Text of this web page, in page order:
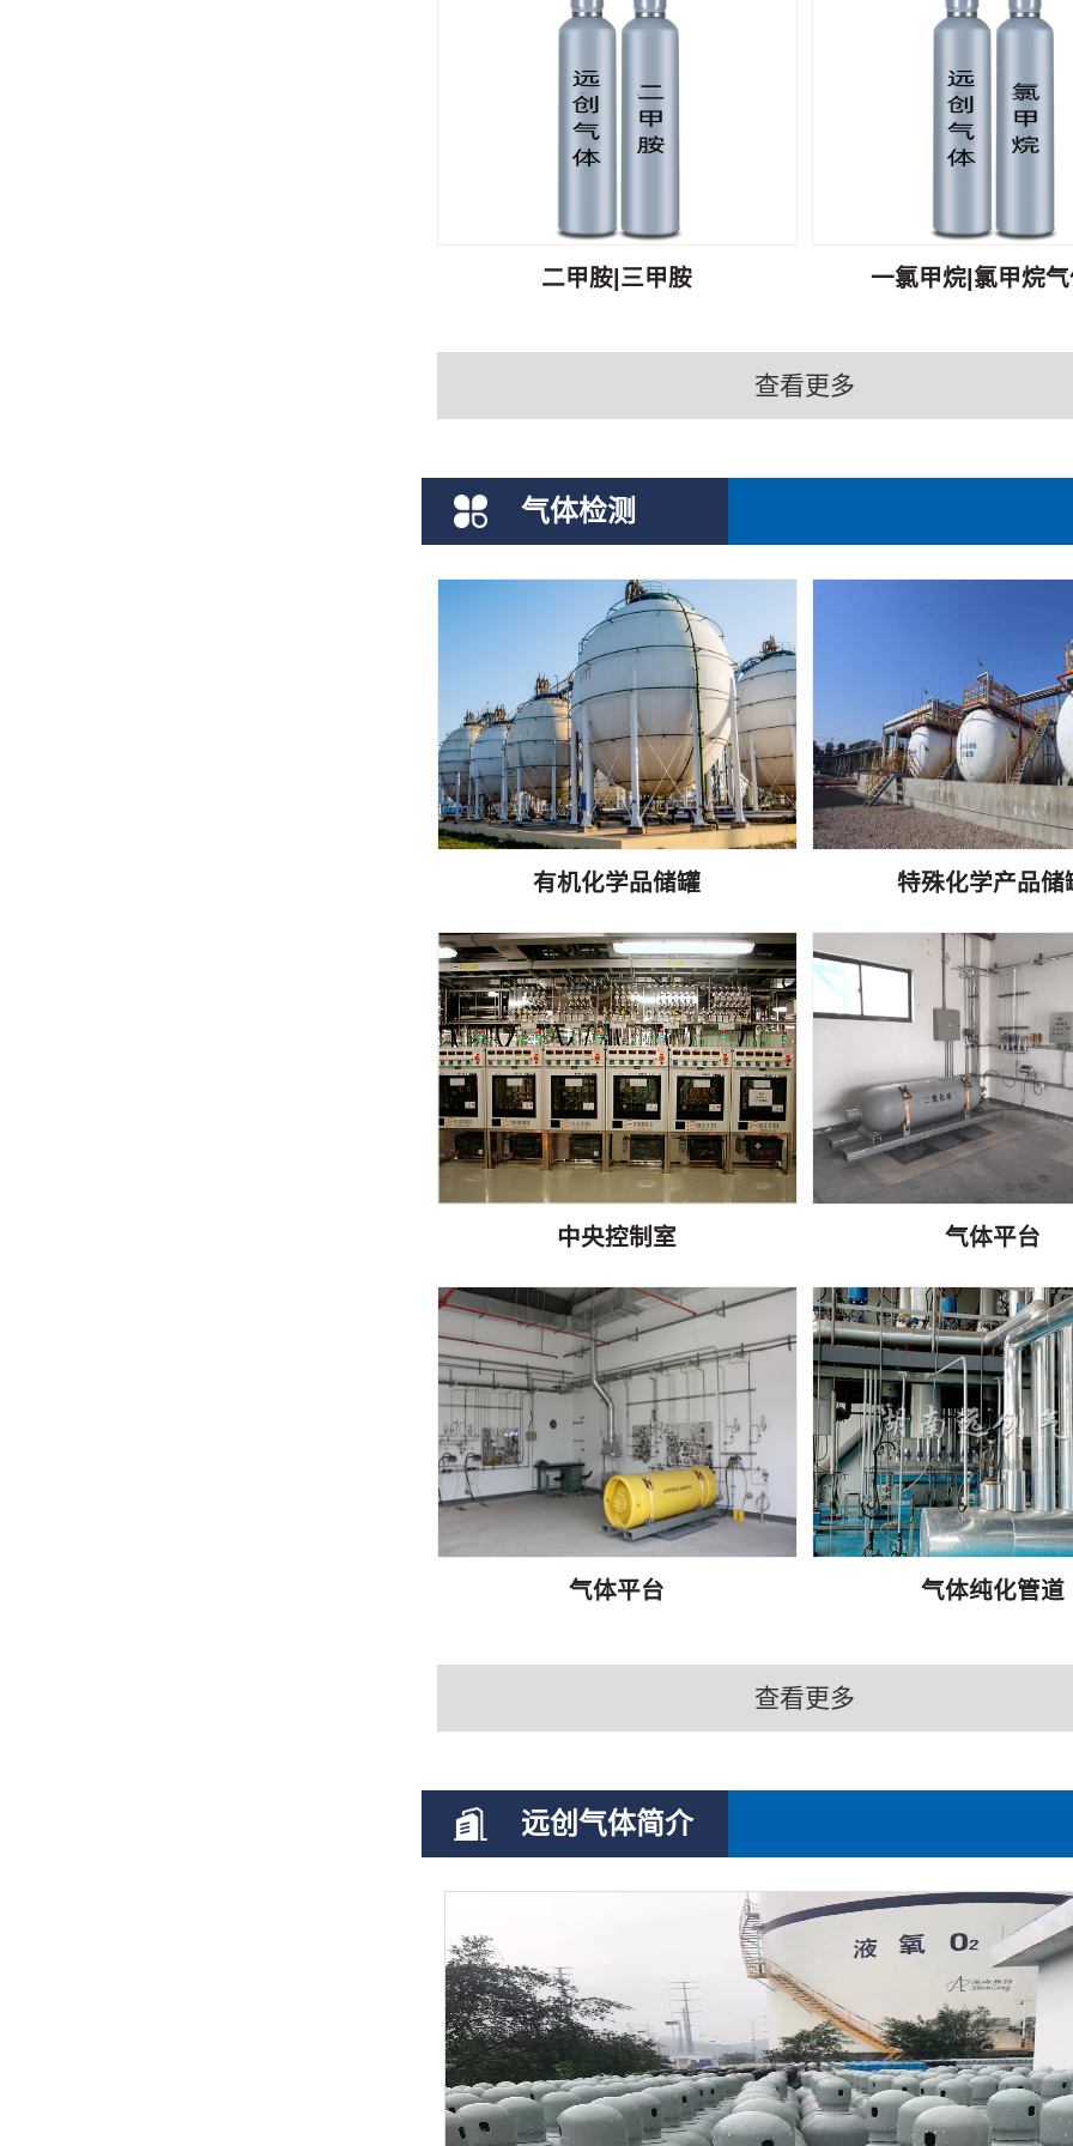
二甲胺|三甲胺 一氯甲烷|氯甲烷
查看更多
气体检测
有机化学品储罐 特殊化学产品储
中央控制室 气体平台
气体平台 气体纯化管道
查看更多
远创气体简介